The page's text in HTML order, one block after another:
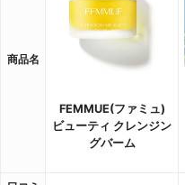
商品名
FEMMUE(ファミュ)
ビューティ クレンジン
グバーム